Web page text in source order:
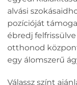
alvási
pozícióját
ébredj
otthonod
egy álomszerű
Válassz színt